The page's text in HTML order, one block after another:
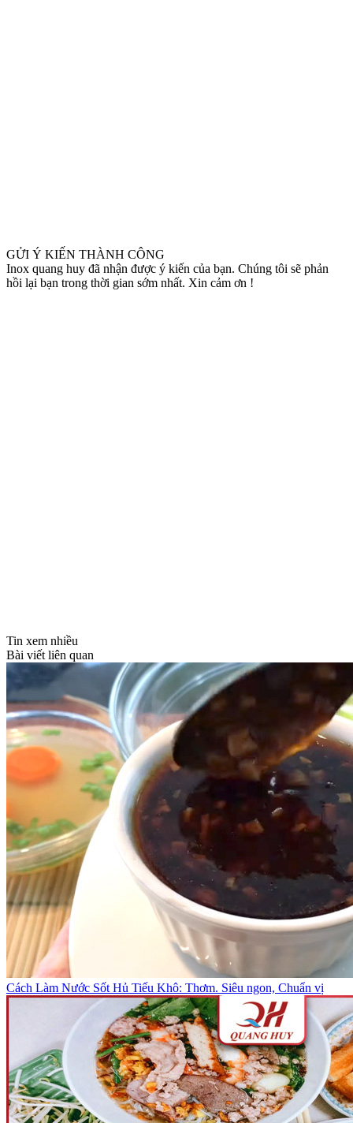
GỬI Ý KIẾN THÀNH CÔNG
Inox quang huy đã nhận được ý kiến của bạn. Chúng tôi sẽ phản
hồi lại bạn trong thời gian sớm nhất. Xin cảm ơn !
Tin xem nhiều
Bài viết liên quan
Cách Làm Nước Sốt Hủ Tiếu Khô: Thơm. Siêu ngon, Chuẩn vị